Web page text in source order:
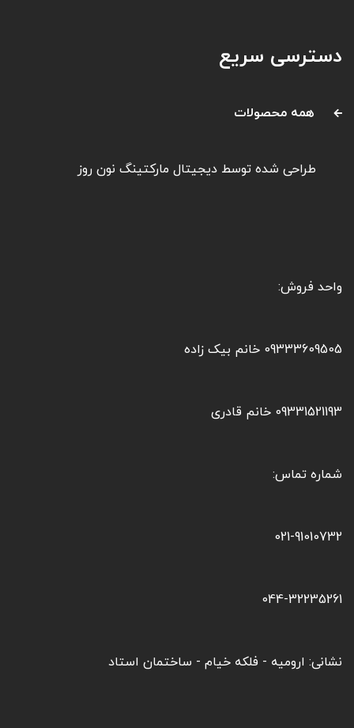
دسترسی سریع
همه محصولات
طراحی شده توسطدیجیتال مارکتینگ نون روز
واحد فروش:
09333609505 خانم بیک زاده
09331521193 خانم قادری
شماره تماس:
021-91010732
044-32235261
نشانی: ارومیه - فلکه خیام - ساختمان استاد